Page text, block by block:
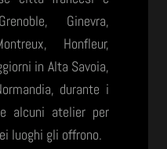
Ginevra,
Honfleur,
in Alta Savoia,
durante i
alcuni atelier per
luoghi gli offrono.